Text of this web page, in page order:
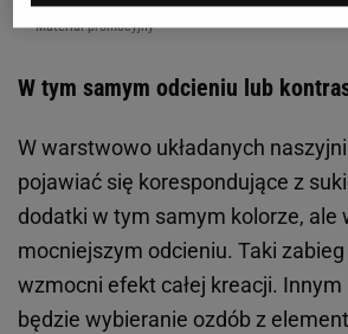
Materiał promocyjny
W tym samym odcieniu lub
W warstwowo układanych
pojawiać się korespondujące z
dodatki w tym samym kolorze, ale
mocniejszym odcieniu. Taki
wzmocni efekt całej kreacji. Innym
będzie wybieranie ozdób z